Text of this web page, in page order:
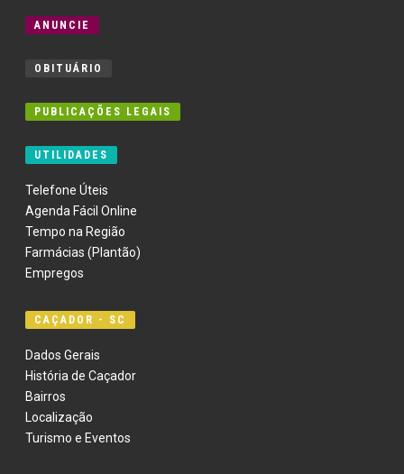
ANUNCIE
OBITUÁRIO
PUBLICAÇÕES LEGAIS
UTILIDADES
Telefone Úteis
Agenda Fácil Online
Tempo na Região
Farmácias (Plantão)
Empregos
CAÇADOR - SC
Dados Gerais
História de Caçador
Bairros
Localização
Turismo e Eventos